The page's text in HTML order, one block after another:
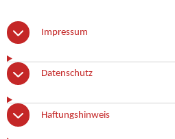
Impressum
Datenschutz
Haftungshinweis